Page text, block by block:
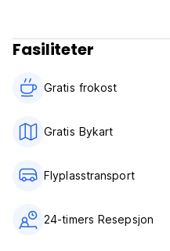
24/7 resepsjon. (Auto-
Fasiliteter
Gratis frokost‎
Gratis Bykart
Flyplasstransport
24-timers Resepsjon